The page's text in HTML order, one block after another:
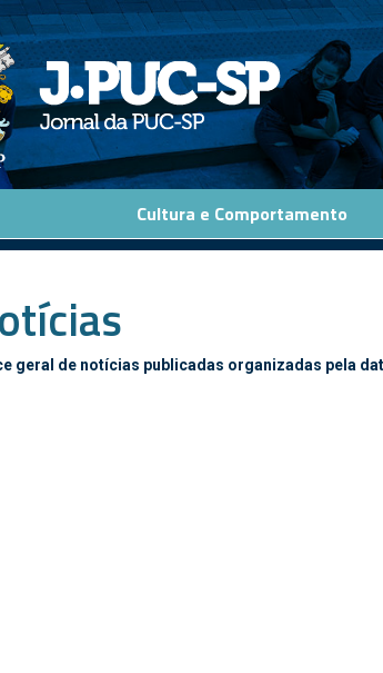
Cultura e Comportamento
geral de notícias publicadas organizadas pela